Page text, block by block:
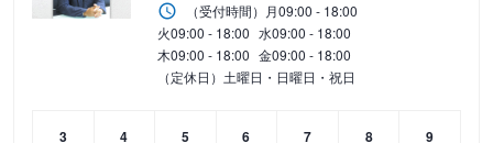
（受付時間） 月09:00 - 18:00
火09:00 - 18:00 水09:00 - 18:00
木09:00 - 18:00 金09:00 - 18:00
（定休日）土曜日・日曜日・祝日
3
4
5
6
7
8
9